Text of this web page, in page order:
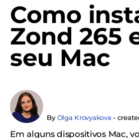
Como
Zond 265
seu Mac
ByOlga Krovyakova -
Em alguns dispositivos Mac,